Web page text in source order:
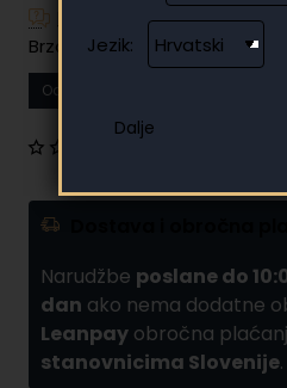
Jezik:
Imate dodatnih pitanja?
Brzo i jednostavno plaćanje
Od
Narudžbe poslane do
dan ako nema dodatne
Leanpay obročna
stanovnicima Slovenije.